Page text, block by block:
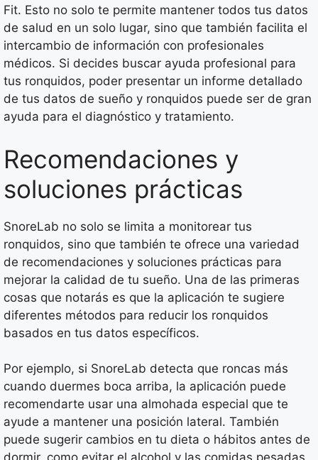
Fit. Esto no solo te permite mantener todos tus datos
de salud en un solo lugar, sino que también facilita el
intercambio de información con profesionales
médicos. Si decides buscar ayuda profesional para
tus ronquidos, poder presentar un informe detallado
de tus datos de sueño y ronquidos puede ser de gran
ayuda para el diagnóstico y tratamiento.
Recomendaciones y
soluciones prácticas
SnoreLab no solo se limita a monitorear tus
ronquidos, sino que también te ofrece una variedad
de recomendaciones y soluciones prácticas para
mejorar la calidad de tu sueño. Una de las primeras
cosas que notarás es que la aplicación te sugiere
diferentes métodos para reducir los ronquidos
basados en tus datos específicos.
Por ejemplo, si SnoreLab detecta que roncas más
cuando duermes boca arriba, la aplicación puede
recomendarte usar una almohada especial que te
ayude a mantener una posición lateral. También
puede sugerir cambios en tu dieta o hábitos antes de
dormir, como evitar el alcohol y las comidas pesadas.